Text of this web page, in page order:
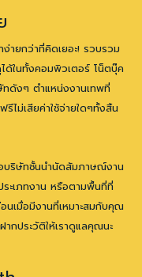
ายกว่าที่คิดเยอะ! รวบรวม
ด้ในทั้งคอมพิวเตอร์ โน็ตบุ๊ค
ดังๆ ตำแหน่งงานเทพที่
ไม่เสียค่าใช้จ่ายใดๆทั้งสิ้น
บริษัทชั้นนำนัดสัมภาษณ์งาน
ะเภทงาน หรือตามพื้นที่ที่
นเมื่อมีงานที่เหมาะสมกับคุณ
กประวัติให้เราดูแลคุณนะ